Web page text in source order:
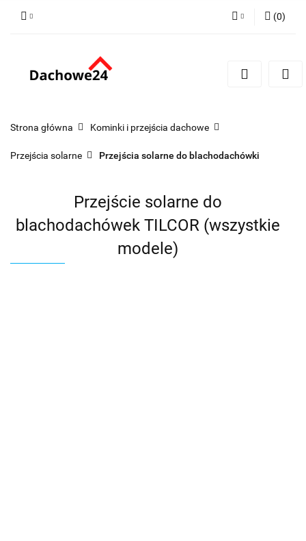
Zarejestruj się
(0)
Strona główna Kominki i przejścia dachowe
Przejścia solarne Przejścia solarne do blachodachówki
Przejście solarne do
blachodachówek TILCOR (wszystkie
modele)